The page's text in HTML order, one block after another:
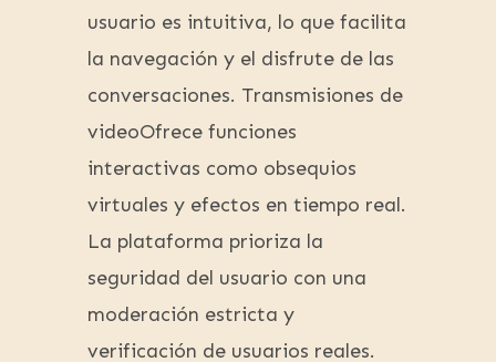
usuario es intuitiva, lo que facilita
la navegación y el disfrute de las
conversaciones. Transmisiones de
videoOfrece funciones
interactivas como obsequios
virtuales y efectos en tiempo real.
La plataforma prioriza la
seguridad del usuario con una
moderación estricta y
verificación de usuarios reales.